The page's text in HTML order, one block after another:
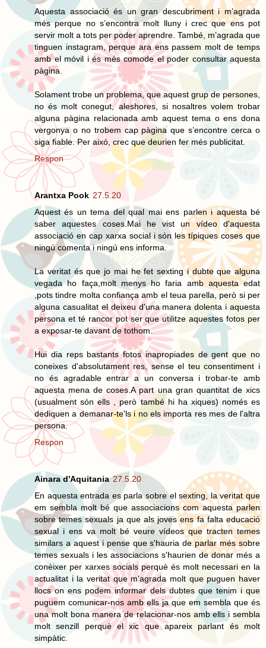
Aquesta associació és un gran descubriment i m’agrada
més perque no s’encontra molt lluny i crec que ens pot
servir molt a tots per poder aprendre. També, m’agrada que
tinguen instagram, perque ara ens passem molt de temps
amb el móvil i és més comode el poder consultar aquesta
pàgina.
Solament trobe un problema, que aquest grup de persones,
no és molt conegut, aleshores, si nosaltres volem trobar
alguna pàgina relacionada amb aquest tema o ens dona
vergonya o no trobem cap pàgina que s’encontre cerca o
siga fiable. Per aixó, crec que deurien fer més publicitat.
Respon
Arantxa Pook 27.5.20
Aquest és un tema del qual mai ens parlen i aquesta bé
saber aquestes coses.Mai he vist un vídeo d'aquesta
associació en cap xarxa social i són les típiques coses que
ningú comenta i ningú ens informa.
La veritat és que jo mai he fet sexting i dubte que alguna
vegada ho faça,molt menys ho faria amb aquesta edat
,pots tindre molta confiança amb el teua parella, però si per
alguna casualitat el deixeu d'una manera dolenta i aquesta
persona et té rancor pot ser que utilitze aquestes fotos per
a exposar-te davant de tothom.
Hui dia reps bastants fotos inapropiades de gent que no
coneixes d'absolutament res, sense el teu consentiment i
no és agradable entrar a un conversa i trobar-te amb
aquesta mena de coses.A part una gran quantitat de xics
(usualment són ells , però també hi ha xiques) només es
dediquen a demanar-te'ls i no els importa res mes de l'altra
persona.
Respon
Ainara d'Aquitania 27.5.20
En aquesta entrada es parla sobre el sexting, la veritat que
em sembla molt bé que associacions com aquesta parlen
sobre temes sexuals ja que als joves ens fa falta educació
sexual i ens va molt bé veure vídeos que tracten temes
similars a aquest i pense que s'hauria de parlar més sobre
temes sexuals i les associacions s'haurien de donar més a
conèixer per xarxes socials perquè és molt necessari en la
actualitat i la veritat que m'agrada molt que puguen haver
llocs on ens podem informar dels dubtes que tenim i que
puguem comunicar-nos amb ells ja que em sembla que és
una molt bona manera de relacionar-nos amb ells i sembla
molt senzill perquè el xic que apareix parlant és molt
simpàtic.